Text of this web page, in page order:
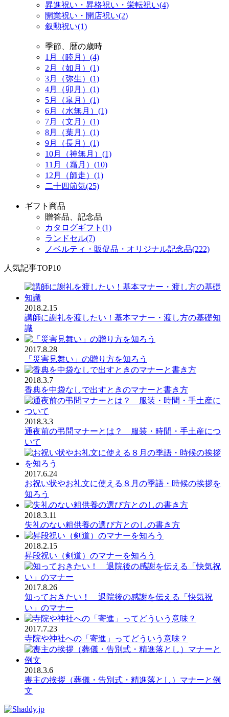
昇進祝い・昇格祝い・栄転祝い(4)
開業祝い・開店祝い(2)
叙勲祝い(1)
季節、暦の歳時
1月（睦月）(4)
2月（如月）(1)
3月（弥生）(1)
4月（卯月）(1)
5月（皐月）(1)
6月（水無月）(1)
7月（文月）(1)
8月（葉月）(1)
9月（長月）(1)
10月（神無月）(1)
11月（霜月）(10)
12月（師走）(1)
二十四節気(25)
ギフト商品
贈答品、記念品
カタログギフト(1)
ランドセル(7)
ノベルティ・販促品・オリジナル記念品(222)
人気記事TOP10
2018.2.15
講師に謝礼を渡したい！基本マナー・渡し方の基礎知
識
2017.8.28
「災害見舞い」の贈り方を知ろう
2018.3.7
香典を中袋なしで出すときのマナーと書き方
2018.3.3
通夜前の弔問マナーとは？ 服装・時間・手土産につ
いて
2017.6.24
お祝い状やお礼文に使える８月の季語・時候の挨拶を
知ろう
2018.3.11
失礼のない粗供養の選び方とのしの書き方
2018.2.15
昇段祝い（剣道）のマナーを知ろう
2017.8.26
知っておきたい！ 退院後の感謝を伝える「快気祝
い」のマナー
2017.7.23
寺院や神社への「寄進」ってどういう意味？
2018.3.6
喪主の挨拶（葬儀・告別式・精進落とし）マナーと例
文